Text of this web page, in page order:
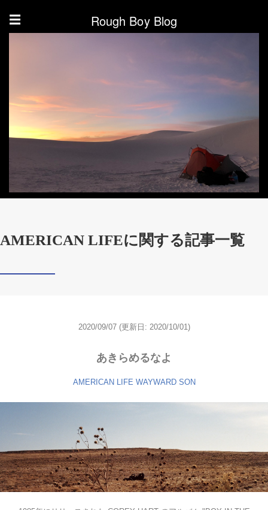
☰ Rough Boy Blog
AMERICAN LIFEに関する記事一覧
2020/09/07 (更新日: 2020/10/01)
あきらめるなよ
AMERICAN LIFE WAYWARD SON